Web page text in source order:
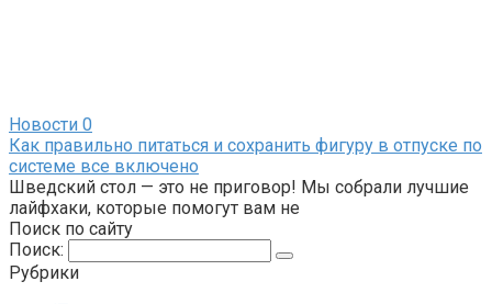
Новости 0
Как правильно питаться и сохранить фигуру в отпуске по
системе все включено
Шведский стол — это не приговор! Мы собрали лучшие
лайфхаки, которые помогут вам не
Поиск по сайту
Поиск:
Рубрики